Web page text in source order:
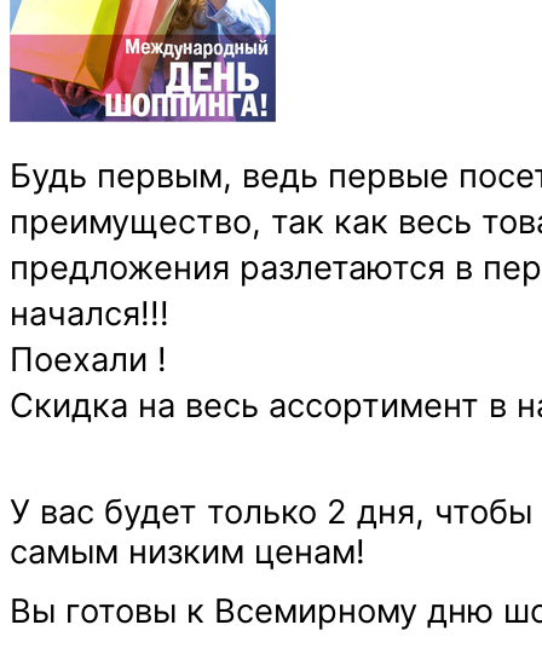
Будь первым, ведь первые
преимущество, так как весь
предложения разлетаются в
начался!!!
Поехали !
Скидка на весь ассортимент
У вас будет только 2 дня,
самым низким ценам!
Вы готовы к Всемирному дню